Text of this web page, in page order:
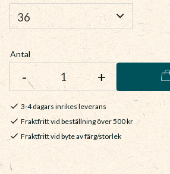
Antal
+
-
3-4 dagars inrikes leverans
Fraktfritt vid beställning över 500 kr
Fraktfritt vid byte av färg/storlek